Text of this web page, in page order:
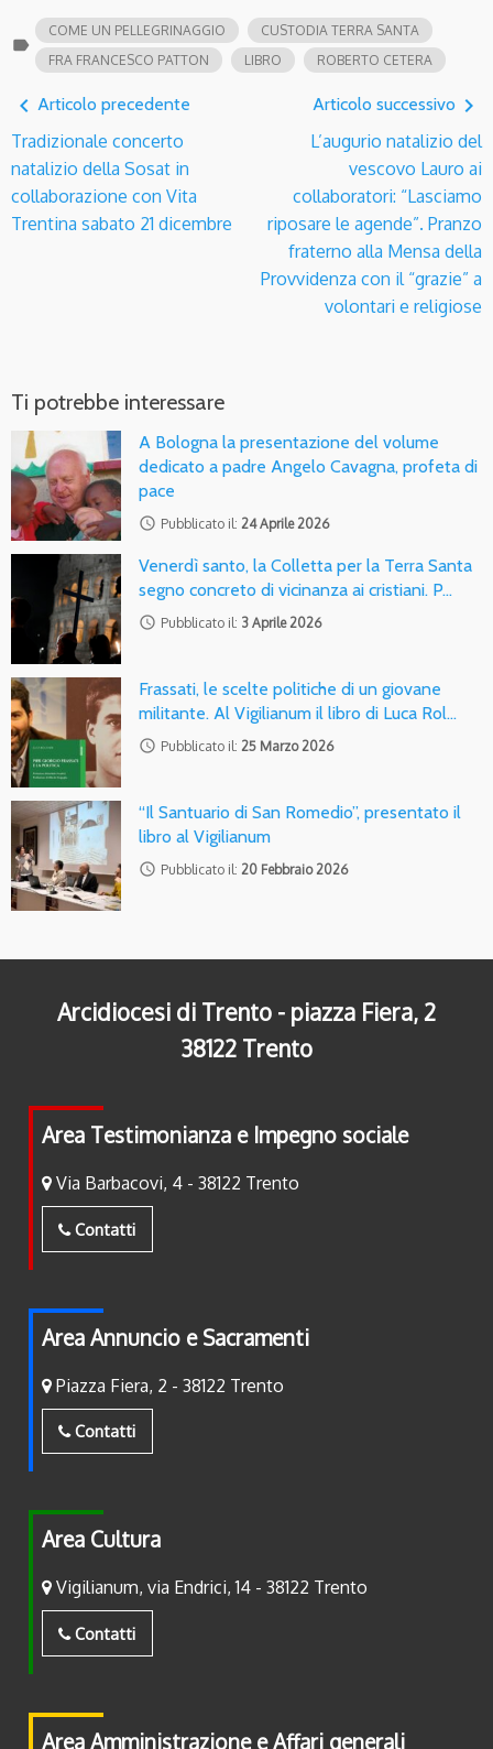
label
COME UN PELLEGRINAGGIO
CUSTODIA TERRA SANTA
FRA FRANCESCO PATTON
LIBRO ROBERTO CETERA
navigate_before Articolo precedente
Tradizionale concerto
natalizio della Sosat in
collaborazione con Vita
Trentina sabato 21 dicembre
Articolo successivo navigate_next
L’augurio natalizio del
vescovo Lauro ai
collaboratori: “Lasciamo
riposare le agende”. Pranzo
fraterno alla Mensa della
Provvidenza con il “grazie” a
volontari e religiose
Ti potrebbe interessare
A Bologna la presentazione del volume
dedicato a padre Angelo Cavagna, profeta di
pace
access_time Pubblicato il: 24 Aprile 2026
Venerdì santo, la Colletta per la Terra Santa
segno concreto di vicinanza ai cristiani. P…
access_time Pubblicato il: 3 Aprile 2026
Frassati, le scelte politiche di un giovane
militante. Al Vigilianum il libro di Luca Rol…
access_time Pubblicato il: 25 Marzo 2026
“Il Santuario di San Romedio”, presentato il
libro al Vigilianum
access_time Pubblicato il: 20 Febbraio 2026
Arcidiocesi di Trento - piazza Fiera, 2
38122 Trento
Area Testimonianza e Impegno sociale
Via Barbacovi, 4 - 38122 Trento
Contatti
Area Annuncio e Sacramenti
Piazza Fiera, 2 - 38122 Trento
Contatti
Area Cultura
Vigilianum, via Endrici, 14 - 38122 Trento
Contatti
Area Amministrazione e Affari generali